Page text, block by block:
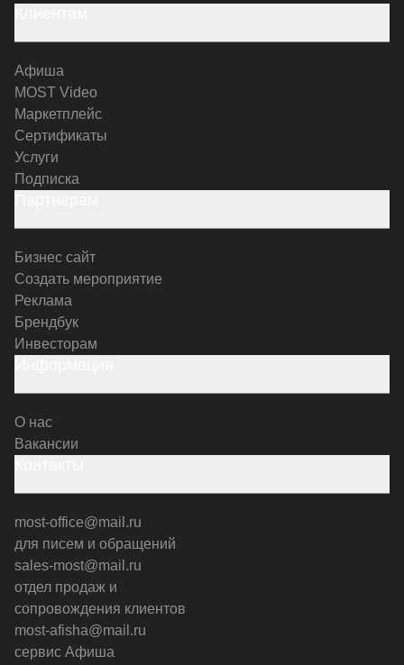
Афиша
MOST Video
Маркетплейс
Сертификаты
Услуги
Подписка
Бизнес сайт
Создать мероприятие
Реклама
Брендбук
Инвесторам
О нас
Вакансии
most-office@mail.ru
для писем и обращений
sales-most@mail.ru
отдел продаж и
сопровождения клиентов
most-afisha@mail.ru
сервис Афиша